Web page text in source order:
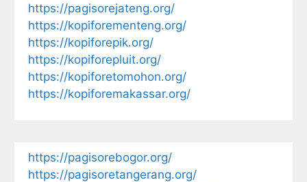
https://pagisorejateng.org/
https://kopiforementeng.org/
https://kopiforepik.org/
https://kopiforepluit.org/
https://kopiforetomohon.org/
https://kopiforemakassar.org/
https://pagisorebogor.org/
https://pagisoretangerang.org/